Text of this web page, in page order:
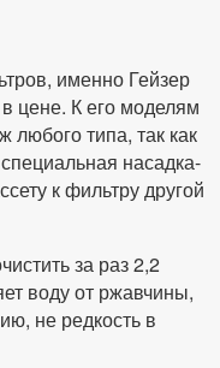
именно Гейзер
цене. К его моделям
любого типа, так как
насадка-
к фильтру другой
за раз 2,2
воду от ржавчины,
не редкость в